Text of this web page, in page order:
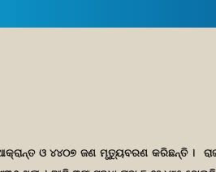
ଓ ୪୪୦୭ ଜଣ ମୃତ୍ୟୁବରଣ କରିଛନ୍ତି ।